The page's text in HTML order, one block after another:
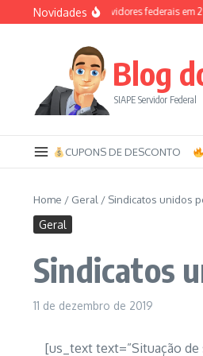
Ir para o conteúdo
Novidades
saúde dos servidores federais em 2026
Blog
SIAPE Servidor Federal
CUPONS DE DESCONTO
Home / Geral / Sindicatos unidos
Geral
Sindicatos
11 de dezembro de 2019
[us_text text=”Situação de